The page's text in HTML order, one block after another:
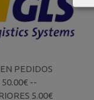
PEDIDOS
50.00€ --
5.00€